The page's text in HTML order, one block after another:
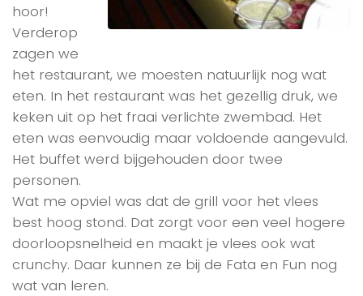
hoor!
Verderop
zagen we
het restaurant, we moesten natuurlijk nog wat
eten. In het restaurant was het gezellig druk, we
keken uit op het fraai verlichte zwembad. Het
eten was eenvoudig maar voldoende aangevuld.
Het buffet werd bijgehouden door twee
personen.
Wat me opviel was dat de grill voor het vlees
best hoog stond. Dat zorgt voor een veel hogere
doorloopsnelheid en maakt je vlees ook wat
crunchy. Daar kunnen ze bij de Fata en Fun nog
wat van leren.